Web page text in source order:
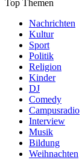
Top Themen
Nachrichten
Kultur
Sport
Politik
Religion
Kinder
DJ
Comedy
Campusradio
Interview
Musik
Bildung
Weihnachten